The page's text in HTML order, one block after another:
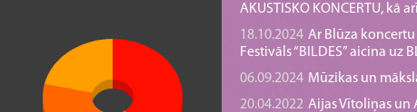
AKUSTISKO KONCERTU, kā
18.10.2024 Ar Blūza koncertu
Festivāls “BILDES” aicina uz
06.09.2024 Mūzikas un
20.04.2022 Aijas Vītoliņas un